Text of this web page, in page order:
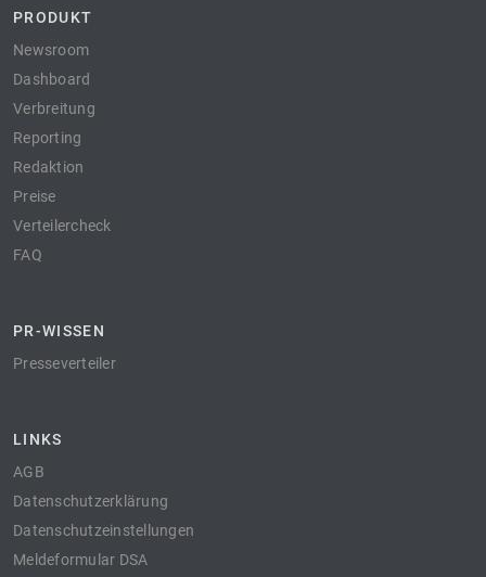
PRODUKT
Newsroom
Dashboard
Verbreitung
Reporting
Redaktion
Preise
Verteilercheck
FAQ
PR-WISSEN
Presseverteiler
LINKS
AGB
Datenschutzerklärung
Datenschutzeinstellungen
Meldeformular DSA